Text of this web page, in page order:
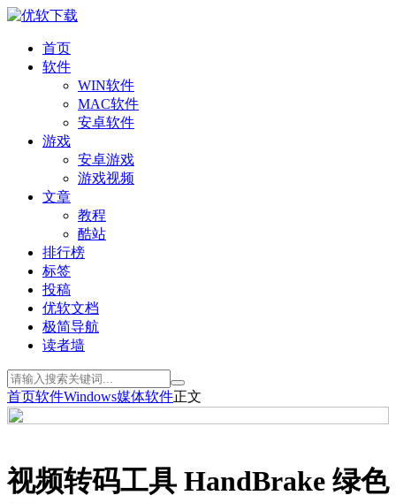
首页
软件
WIN软件
MAC软件
安卓软件
游戏
安卓游戏
游戏视频
文章
教程
酷站
排行榜
标签
投稿
优软文档
极简导航
读者墙
首页软件Windows媒体软件正文
视频转码工具 HandBrake 绿色